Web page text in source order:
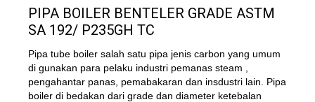
PIPA BOILER BENTELER GRADE ASTM
SA 192/ P235GH TC
Pipa tube boiler salah satu pipa jenis carbon yang umum
di gunakan para pelaku industri pemanas steam ,
pengahantar panas, pemabakaran dan insdustri lain. Pipa
boiler di bedakan dari grade dan diameter ketebalan